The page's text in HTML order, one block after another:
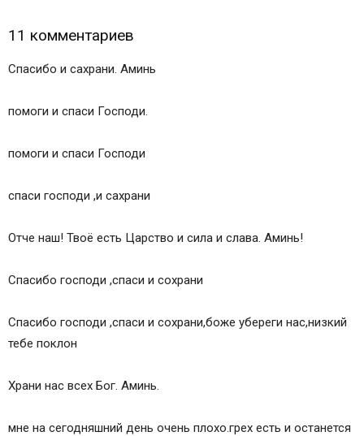
11 комментариев
Спасибо и сахрани. Аминь
помоги и спаси Господи.
помоги и спаси Господи
спаси господи ,и сахрани
Отче наш! Твоё есть Царство и сила и слава. Аминь!
Спасибо господи ,спаси и сохрани
Спасибо господи ,спаси и сохрани,боже убереги нас,низкий
тебе поклон
Храни нас всех Бог. Аминь.
мне на сегодняшний день очень плохо.грех есть и останется